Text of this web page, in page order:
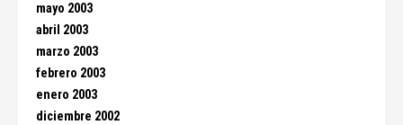
mayo 2003
abril 2003
marzo 2003
febrero 2003
enero 2003
diciembre 2002